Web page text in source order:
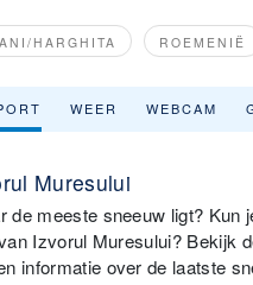
HARGHITA ROEMENIË
WEER WEBCAM
Muresului
de meeste sneeuw ligt?
Izvorul Muresului? Bekijk
informatie over de laatste